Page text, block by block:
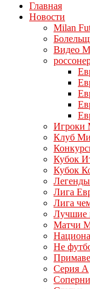
Главная
Новости
Milan
Видео
Игроки
Клуб
Кубок
Кубок
Лига
Лига
Лучшие
Матчи
Не
Серия А